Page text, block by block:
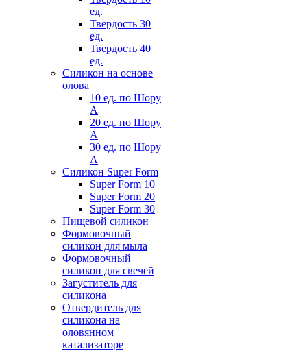
ед.
Твердость 30
ед.
Твердость 40
ед.
Силикон на основе
олова
10 ед. по Шору
А
20 ед. по Шору
А
30 ед. по Шору
А
Силикон Super Form
Super Form 10
Super Form 20
Super Form 30
Пищевой силикон
Формовочный
силикон для мыла
Формовочный
силикон для свечей
Загуститель для
силикона
Отвердитель для
силикона на
оловянном
катализаторе